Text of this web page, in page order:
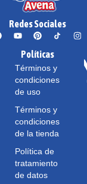
Redes Sociales
Políticas
Términos y
condiciones
de uso
Términos y
condiciones
de la tienda
Política de
tratamiento
de datos